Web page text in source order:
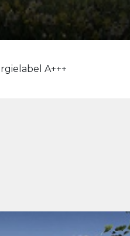
A+++